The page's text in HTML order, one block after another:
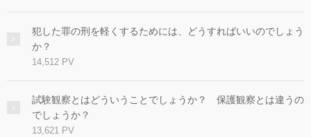
犯した罪の刑を軽くするためには、どうすればいいのでしょう
か？
14,512 PV
試験観察とはどういうことでしょうか？ 保護観察とは違うの
でしょうか？
13,621 PV